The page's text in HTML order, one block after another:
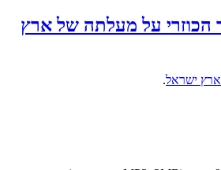
על מעלתה של ארץ
ישראל.